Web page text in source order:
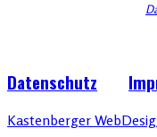
Datenschutz
Kastenberger